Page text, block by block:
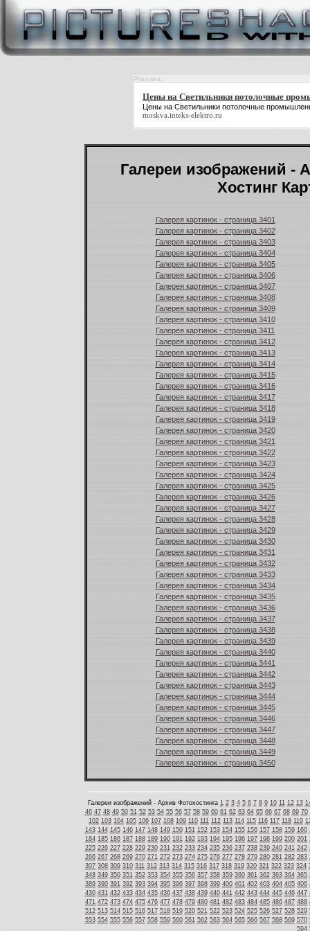
Реклама:
Цены на Светильники потолочные
Цены на Светильники потолочные
moskva.inteks-elektro.ru
Галереи изображений -
Хостинг
Галерея картинок - страница 3401
Галерея картинок - страница 3402
Галерея картинок - страница 3403
Галерея картинок - страница 3404
Галерея картинок - страница 3405
Галерея картинок - страница 3406
Галерея картинок - страница 3407
Галерея картинок - страница 3408
Галерея картинок - страница 3409
Галерея картинок - страница 3410
Галерея картинок - страница 3411
Галерея картинок - страница 3412
Галерея картинок - страница 3413
Галерея картинок - страница 3414
Галерея картинок - страница 3415
Галерея картинок - страница 3416
Галерея картинок - страница 3417
Галерея картинок - страница 3418
Галерея картинок - страница 3419
Галерея картинок - страница 3420
Галерея картинок - страница 3421
Галерея картинок - страница 3422
Галерея картинок - страница 3423
Галерея картинок - страница 3424
Галерея картинок - страница 3425
Галерея картинок - страница 3426
Галерея картинок - страница 3427
Галерея картинок - страница 3428
Галерея картинок - страница 3429
Галерея картинок - страница 3430
Галерея картинок - страница 3431
Галерея картинок - страница 3432
Галерея картинок - страница 3433
Галерея картинок - страница 3434
Галерея картинок - страница 3435
Галерея картинок - страница 3436
Галерея картинок - страница 3437
Галерея картинок - страница 3438
Галерея картинок - страница 3439
Галерея картинок - страница 3440
Галерея картинок - страница 3441
Галерея картинок - страница 3442
Галерея картинок - страница 3443
Галерея картинок - страница 3444
Галерея картинок - страница 3445
Галерея картинок - страница 3446
Галерея картинок - страница 3447
Галерея картинок - страница 3448
Галерея картинок - страница 3449
Галерея картинок - страница 3450
Галереи изображений - Архив Фотохостинга 1 2 3 4 5 6 7 8 9 10 11 12 13
46 47 48 49 50 51 52 53 54 55 56 57 58 59 60 61 62 63 64 65 66 67 68 69 70
102 103 104 105 106 107 108 109 110 111 112 113 114 115 116 117 118 119
143 144 145 146 147 148 149 150 151 152 153 154 155 156 157 158 159 160
184 185 186 187 188 189 190 191 192 193 194 195 196 197 198 199 200 201
225 226 227 228 229 230 231 232 233 234 235 236 237 238 239 240 241 242
266 267 268 269 270 271 272 273 274 275 276 277 278 279 280 281 282 283
307 308 309 310 311 312 313 314 315 316 317 318 319 320 321 322 323 324
348 349 350 351 352 353 354 355 356 357 358 359 360 361 362 363 364 365
389 390 391 392 393 394 395 396 397 398 399 400 401 402 403 404 405 406
430 431 432 433 434 435 436 437 438 439 440 441 442 443 444 445 446 447
471 472 473 474 475 476 477 478 479 480 481 482 483 484 485 486 487 488
512 513 514 515 516 517 518 519 520 521 522 523 524 525 526 527 528 529
553 554 555 556 557 558 559 560 561 562 563 564 565 566 567 568 569 570
594